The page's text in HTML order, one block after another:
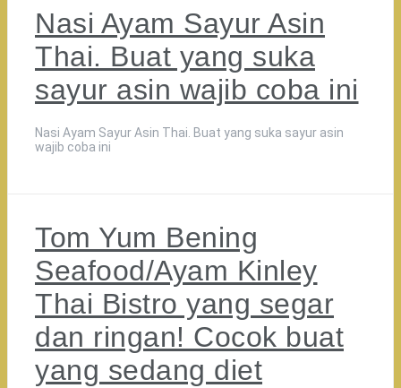
Nasi Ayam Sayur Asin
Thai. Buat yang suka
sayur asin wajib coba ini
Nasi Ayam Sayur Asin Thai. Buat yang suka sayur asin
wajib coba ini
Tom Yum Bening
Seafood/Ayam Kinley
Thai Bistro yang segar
dan ringan! Cocok buat
yang sedang diet